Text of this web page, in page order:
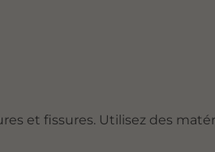
et fissures. Utilisez des